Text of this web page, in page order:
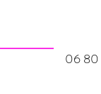
06 80